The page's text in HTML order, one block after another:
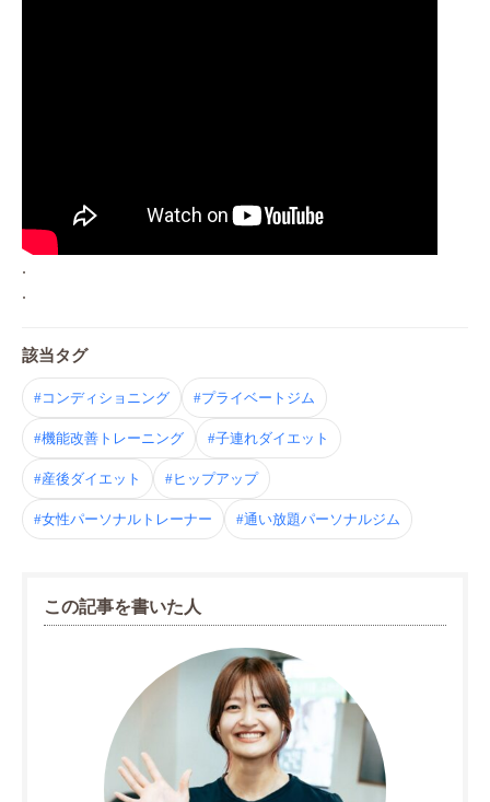
.
.
該当タグ
#コンディショニング #プライベートジム
#機能改善トレーニング #子連れダイエット
#産後ダイエット #ヒップアップ
#女性パーソナルトレーナー #通い放題パーソナルジム
この記事を書いた人